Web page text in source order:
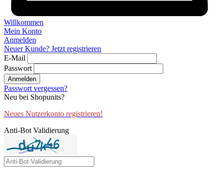
Willkommen
Mein Konto
Anmelden
Neuer Kunde? Jetzt registrieren
E-Mail
Passwort
Anmelden
Passwort vergessen?
Neu bei Shopunits?
Neues Nutzerkonto registrieren!
Anti-Bot Validierung